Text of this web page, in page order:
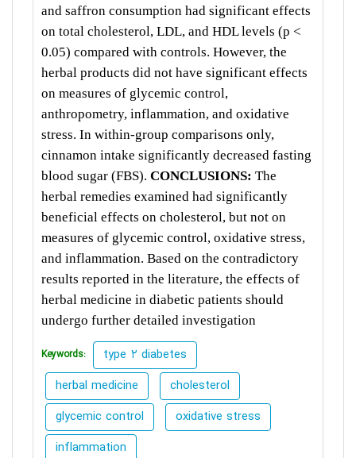
and saffron consumption had significant effects
on total cholesterol, LDL, and HDL levels (p <
0.05) compared with controls. However, the
herbal products did not have significant effects
on measures of glycemic control,
anthropometry, inflammation, and oxidative
stress. In within-group comparisons only,
cinnamon intake significantly decreased fasting
blood sugar (FBS). CONCLUSIONS: The
herbal remedies examined had significantly
beneficial effects on cholesterol, but not on
measures of glycemic control, oxidative stress,
and inflammation. Based on the contradictory
results reported in the literature, the effects of
herbal medicine in diabetic patients should
undergo further detailed investigation
Keywords:
type 2 diabetes
herbal medicine
cholesterol
glycemic control
oxidative stress
inflammation